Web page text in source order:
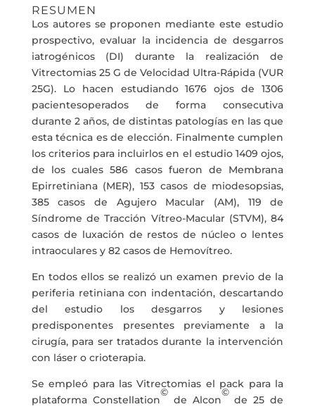
RESUMEN
Los autores se proponen mediante este estudio
prospectivo, evaluar la incidencia de desgarros
iatrogénicos (DI) durante la realización de
Vitrectomias 25 G de Velocidad Ultra-Rápida (VUR
25G). Lo hacen estudiando 1676 ojos de 1306
pacientesoperados de forma consecutiva
durante 2 años, de distintas patologías en las que
esta técnica es de elección. Finalmente cumplen
los criterios para incluirlos en el estudio 1409 ojos,
de los cuales 586 casos fueron de Membrana
Epirretiniana (MER), 153 casos de miodesopsias,
385 casos de Agujero Macular (AM), 119 de
Síndrome de Tracción Vítreo-Macular (STVM), 84
casos de luxación de restos de núcleo o lentes
intraoculares y 82 casos de Hemovítreo.
En todos ellos se realizó un examen previo de la
periferia retiniana con indentación, descartando
del estudio los desgarros y lesiones
predisponentes presentes previamente a la
cirugía, para ser tratados durante la intervención
con láser o crioterapia.
Se empleó para las Vitrectomias el pack para la
plataforma Constellation
©
de Alcon
©
de 25 de